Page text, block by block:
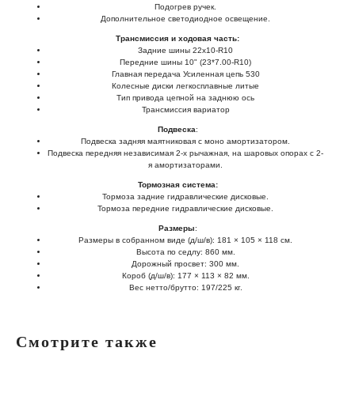
Подогрев ручек.
Дополнительное светодиодное освещение.
Трансмиссия и ходовая часть:
Задние шины 22x10-R10
Передние шины 10" (23*7.00-R10)
Главная передача Усиленная цепь 530
Колесные диски легкосплавные литые
Тип привода цепной на заднюю ось
Трансмиссия вариатор
Подвеска:
Подвеска задняя маятниковая с моно амортизатором.
Подвеска передняя независимая 2-х рычажная, на шаровых опорах с 2-
я амортизаторами.
Тормозная система:
Тормоза задние гидравлические дисковые.
Тормоза передние гидравлические дисковые.
Размеры:
Размеры в собранном виде (д/ш/в): 181 × 105 × 118 см.
Высота по седлу: 860 мм.
Дорожный просвет: 300 мм.
Короб (д/ш/в): 177 × 113 × 82 мм.
Вес нетто/брутто: 197/225 кг.
Смотрите также